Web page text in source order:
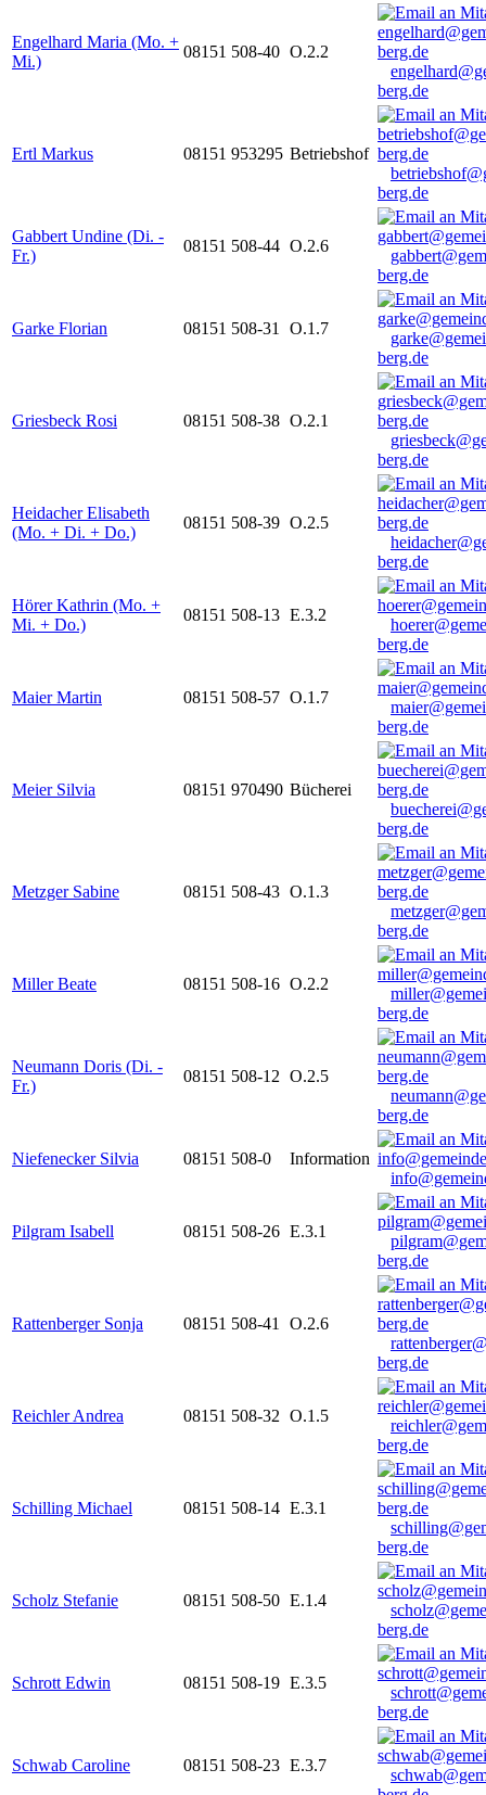
Engelhard Maria (Mo. +
Mi.)
08151 508-40 O.2.2
berg.de
Ertl Markus 08151 953295 Betriebshof
berg.de
Gabbert Undine (Di. -
Fr.)
08151 508-44 O.2.6
berg.de
Garke Florian 08151 508-31 O.1.7
berg.de
Griesbeck Rosi 08151 508-38 O.2.1
berg.de
Heidacher Elisabeth
(Mo. + Di. + Do.)
08151 508-39 O.2.5
berg.de
Hörer Kathrin (Mo. +
Mi. + Do.)
08151 508-13 E.3.2
berg.de
Maier Martin 08151 508-57 O.1.7
berg.de
Meier Silvia 08151 970490 Bücherei
berg.de
Metzger Sabine 08151 508-43 O.1.3
berg.de
Miller Beate 08151 508-16 O.2.2
berg.de
Neumann Doris (Di. -
Fr.)
08151 508-12 O.2.5
berg.de
Niefenecker Silvia 08151 508-0
Information
Pilgram Isabell 08151 508-26 E.3.1
berg.de
Rattenberger Sonja 08151 508-41
O.2.6
berg.de
Reichler Andrea 08151 508-32 O.1.5
berg.de
Schilling Michael 08151 508-14 E.3.1
berg.de
Scholz Stefanie 08151 508-50 E.1.4
berg.de
Schrott Edwin 08151 508-19 E.3.5
berg.de
Schwab Caroline 08151 508-23 E.3.7